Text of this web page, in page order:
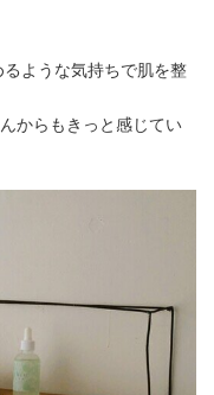
ような気持ちで肌を整
からもきっと感じてい